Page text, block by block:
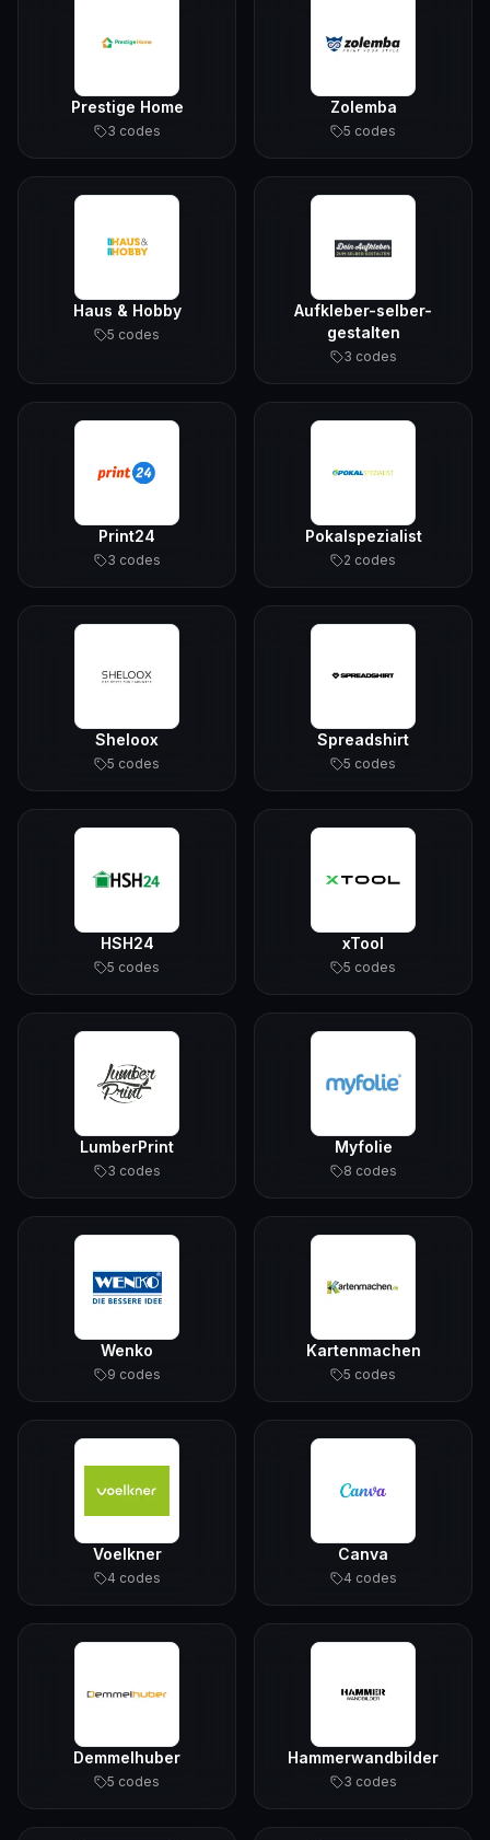
Prestige Home
3 codes
Zolemba
5 codes
Haus & Hobby
5 codes
Aufkleber-selber-
gestalten
3 codes
Print24
3 codes
Pokalspezialist
2 codes
Sheloox
5 codes
Spreadshirt
5 codes
HSH24
5 codes
xTool
5 codes
LumberPrint
3 codes
Myfolie
8 codes
Wenko
9 codes
Kartenmachen
5 codes
Voelkner
4 codes
Canva
4 codes
Demmelhuber
5 codes
Hammerwandbilder
3 codes